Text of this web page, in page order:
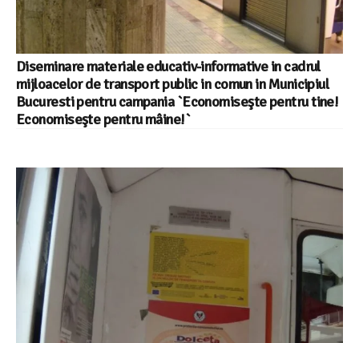
Diseminare materiale educativ-informative in cadrul
mijloacelor de transport public in comun in Municipiul
Bucuresti pentru campania `Economiseşte pentru tine!
Economiseşte pentru mâine!`